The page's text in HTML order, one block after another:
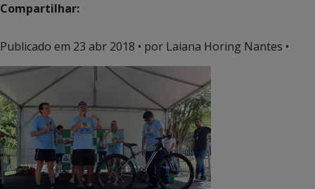
Compartilhar:
Publicado em 23 abr 2018 • por Laiana Horing Nantes •